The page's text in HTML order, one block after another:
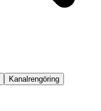
Kanalrengöring